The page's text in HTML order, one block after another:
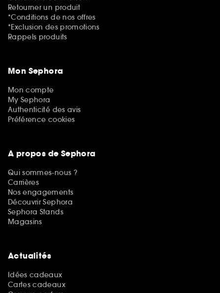
Retourner un produit
*Conditions de nos offres
*Exclusion des promotions
Rappels produits
Mon Sephora
Mon compte
My Sephora
Authenticité des avis
Préférence cookies
A propos de Sephora
Qui sommes-nous ?
Carrières
Nos engagements
Découvrir Sephora
Sephora Stands
Magasins
Actualités
Idées cadeaux
Cartes cadeaux